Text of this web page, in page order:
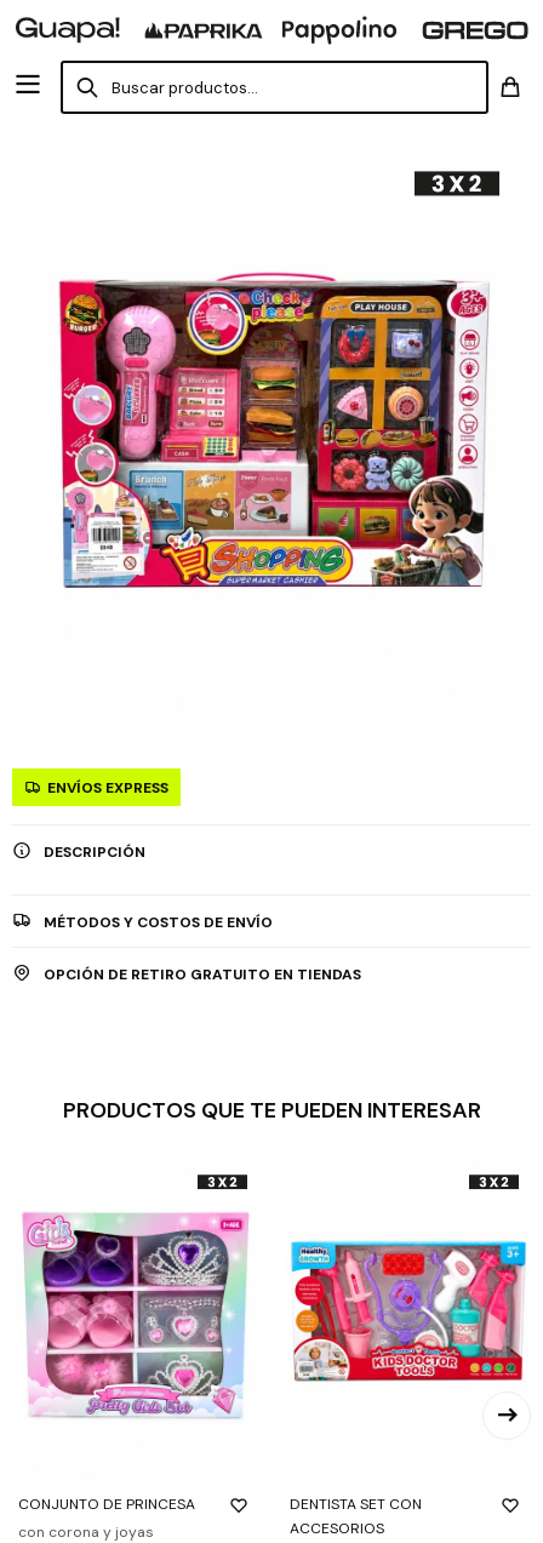
ENVÍOS EXPRESS
DESCRIPCIÓN
MÉTODOS Y COSTOS DE ENVÍO
OPCIÓN DE RETIRO GRATUITO EN TIENDAS
PRODUCTOS QUE TE PUEDEN INTERESAR
CONJUNTO DE PRINCESA
con corona y joyas
DENTISTA SET CON
ACCESORIOS